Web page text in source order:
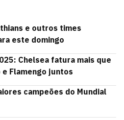
e outros times
este domingo
Chelsea fatura mais que
Flamengo juntos
campeões do Mundial